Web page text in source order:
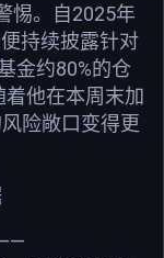
惕。自2025年
持续披露针对
金约80%的仓
他在本周末加
险敞口变得更